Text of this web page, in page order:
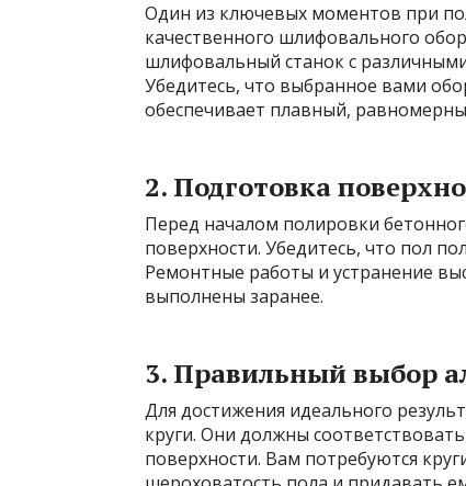
Один из ключевых моментов при
качественного шлифовального
шлифовальный станок с
Убедитесь, что выбранное вами
обеспечивает плавный,
2. Подготовка
Перед началом полировки
поверхности. Убедитесь, что пол
Ремонтные работы и устранение
выполнены заранее.
3. Правильный выбор
Для достижения идеального
круги. Они должны
поверхности. Вам потребуются